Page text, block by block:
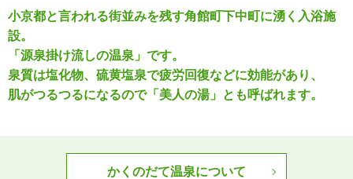
小京都と言われる街並みを残す角館町下中町に湧く入浴施
設。
「源泉掛け流しの温泉」です。
泉質は塩化物、硫黄塩泉で疲労回復などに効能があり、
肌がつるつるになるので「美人の湯」とも呼ばれます。
かくのだて温泉について